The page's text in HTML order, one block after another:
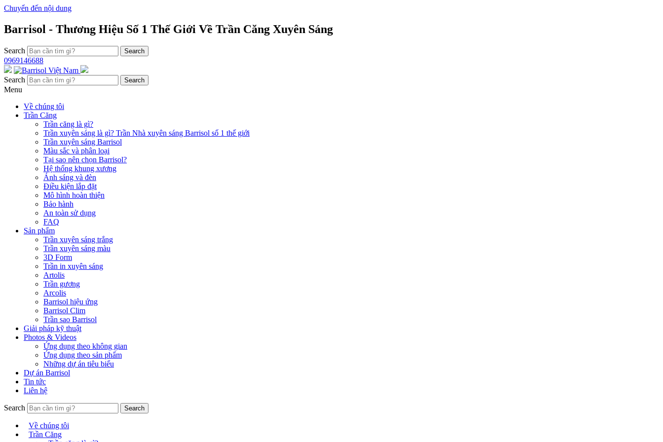
Chuyển đến nội dung
Barrisol - Thương Hiệu Số 1 Thế Giới Về Trần Căng Xuyên Sáng
Search
0969146688
Search
Menu
Về chúng tôi
Trần Căng
Trần căng là gì?
Trần xuyên sáng là gì? Trần Nhà xuyên sáng Barrisol số 1 thế giới
Trần xuyên sáng Barrisol
Màu sắc và phân loại
Tại sao nên chọn Barrisol?
Hệ thống khung xương
Ánh sáng và đèn
Điều kiện lắp đặt
Mô hình hoàn thiện
Bảo hành
An toàn sử dụng
FAQ
Sản phẩm
Trần xuyên sáng trắng
Trần xuyên sáng màu
3D Form
Trần in xuyên sáng
Artolis
Trần gương
Arcolis
Barrisol hiệu ứng
Barrisol Clim
Trần sao Barrisol
Giải pháp kỹ thuật
Photos & Videos
Ứng dụng theo không gian
Ứng dụng theo sản phẩm
Những dự án tiêu biểu
Dự án Barrisol
Tin tức
Liên hệ
Search
Về chúng tôi
Trần Căng